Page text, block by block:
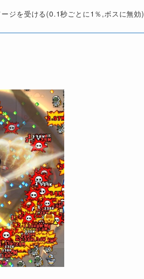
ジを受ける(0.1秒ごとに1％,ボスに無効)